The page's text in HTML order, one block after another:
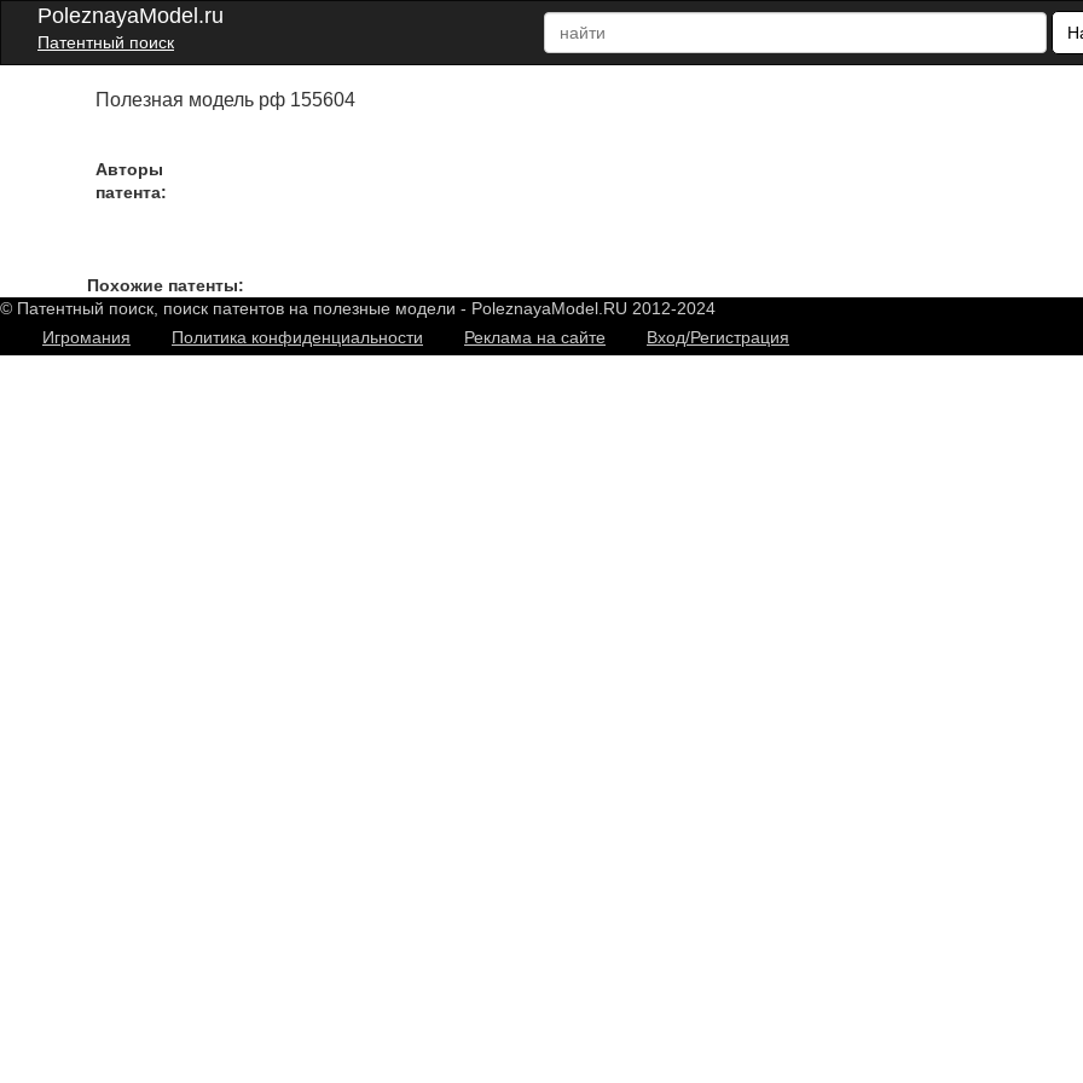
PoleznayaModel.ru
Патентный поиск
Полезная модель рф 155604
Авторы
патента:
Похожие патенты:
© Патентный поиск, поиск патентов на полезные модели - PoleznayaModel.RU 2012-2024
Игромания
Политика конфиденциальности Реклама на сайте Вход/Регистрация